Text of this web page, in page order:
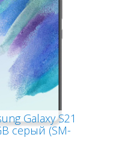
Galaxy S21
серый (SM-